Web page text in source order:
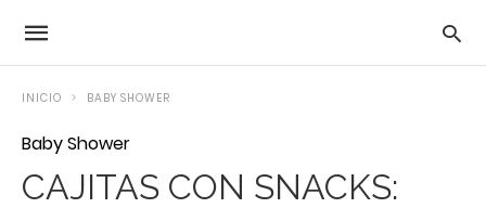
INICIO BABY SHOWER
Baby Shower
CAJITAS CON SNACKS: